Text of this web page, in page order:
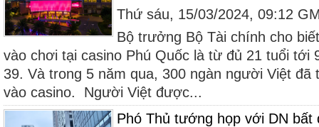
Thứ sáu, 15/03/2024, 09:12
Bộ trưởng Bộ Tài chính cho
vào chơi tại casino Phú Quốc là từ đủ 21 tuổi tới
39. Và trong 5 năm qua, 300 ngàn người Việt đã
vào casino. Người Việt được...
Phó Thủ tướng họp với DN bất